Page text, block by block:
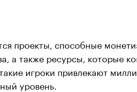
проекты, способные
а также ресурсы, которые
игроки привлекают
уровень.